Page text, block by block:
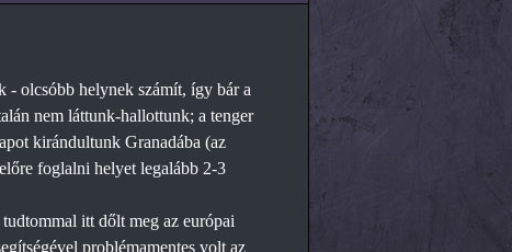
- olcsóbb helynek számít, így bár a
nem láttunk-hallottunk; a tenger
kirándultunk Granadába (az
foglalni helyet legalább 2-3
itt dőlt meg az európai
problémamentes volt az